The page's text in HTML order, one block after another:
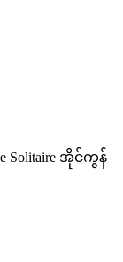
အိုင်ကွန်